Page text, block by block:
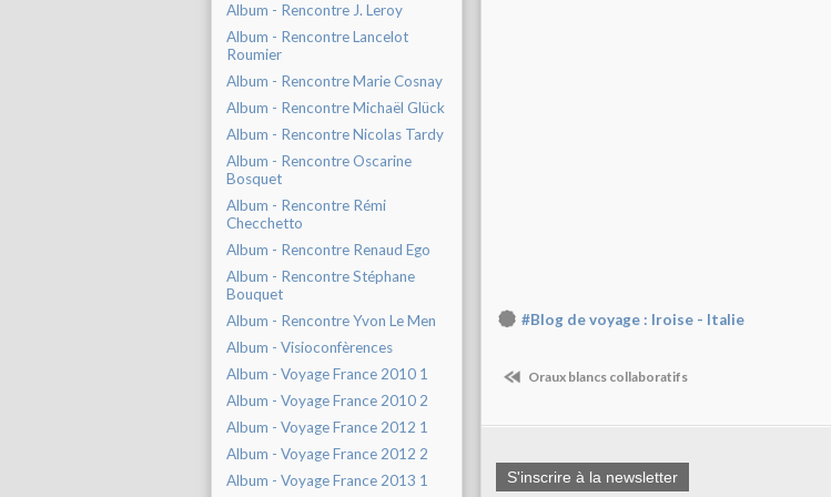
Album - Rencontre J. Leroy
Album - Rencontre Lancelot
Roumier
Album - Rencontre Marie Cosnay
Album - Rencontre Michaël Glück
Album - Rencontre Nicolas Tardy
Album - Rencontre Oscarine
Bosquet
Album - Rencontre Rémi
Checchetto
Album - Rencontre Renaud Ego
Album - Rencontre Stéphane
Bouquet
Album - Rencontre Yvon Le Men
Album - Visioconfèrences
Album - Voyage France 2010 1
Album - Voyage France 2010 2
Album - Voyage France 2012 1
Album - Voyage France 2012 2
Album - Voyage France 2013 1
#Blog de voyage : Iroise - Italie
Oraux blancs collaboratifs
S'inscrire à la newsletter